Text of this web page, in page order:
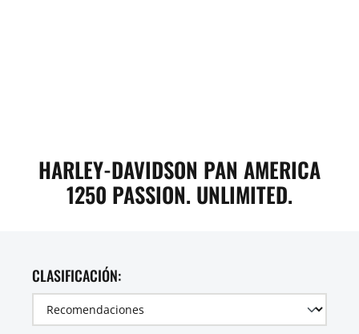
HARLEY-DAVIDSON PAN AMERICA
1250 PASSION. UNLIMITED.
CLASIFICACIÓN: